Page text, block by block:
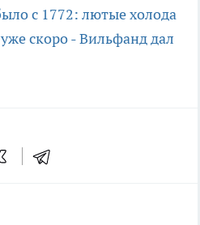
с 1772: лютые холода
скоро - Вильфанд дал